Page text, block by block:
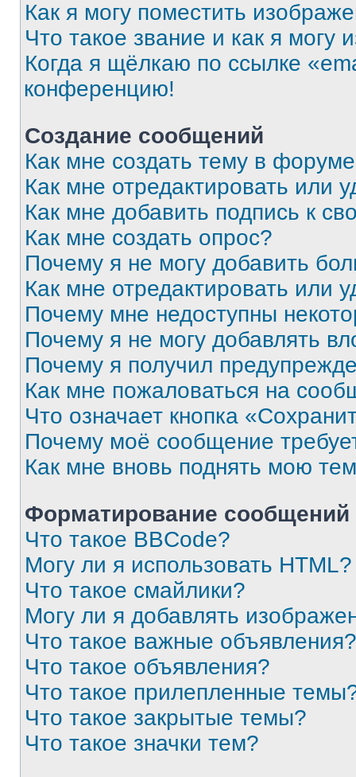
Как я могу поместить
Что такое звание и как я могу
Когда я щёлкаю по ссылке
конференцию!
Создание сообщений
Как мне создать тему в
Как мне отредактировать или
Как мне добавить подпись к
Как мне создать опрос?
Почему я не могу добавить
Как мне отредактировать или
Почему мне недоступны
Почему я не могу добавлять
Почему я получил
Как мне пожаловаться на
Что означает кнопка
Почему моё сообщение
Как мне вновь поднять мою
Форматирование
Что такое BBCode?
Могу ли я использовать HTML?
Что такое смайлики?
Могу ли я добавлять
Что такое важные объявления?
Что такое объявления?
Что такое прилепленные
Что такое закрытые темы?
Что такое значки тем?